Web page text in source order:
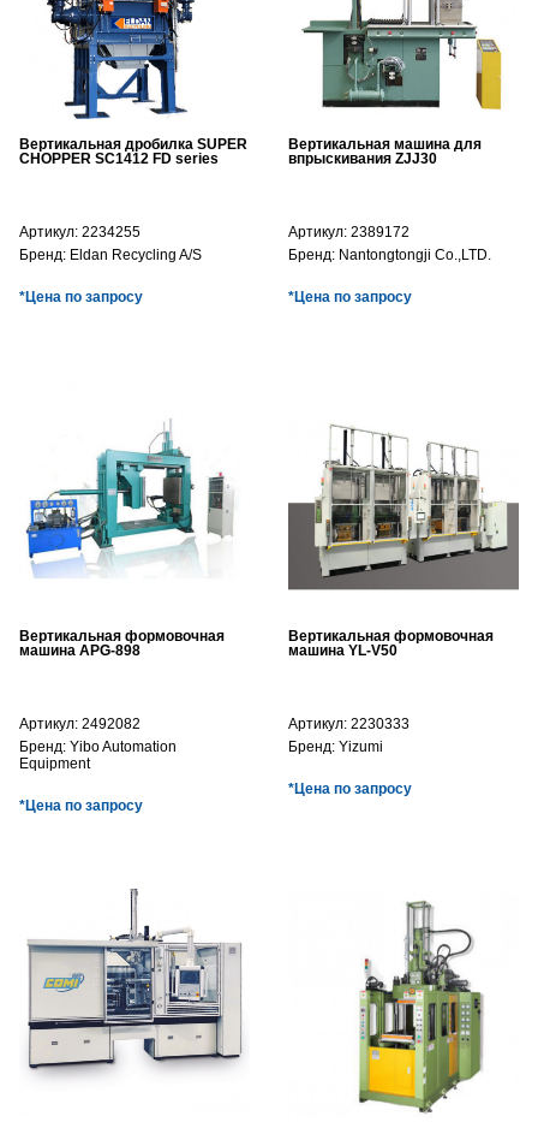
Вертикальная дробилка SUPER
CHOPPER SC1412 FD series
Артикул: 2234255
Бренд: Eldan Recycling A/S
*Цена по запросу
Вертикальная машина для
впрыскивания ZJJ30
Артикул: 2389172
Бренд: Nantongtongji Co.,LTD.
*Цена по запросу
Вертикальная формовочная
машина APG-898
Артикул: 2492082
Бренд: Yibo Automation
Equipment
*Цена по запросу
Вертикальная формовочная
машина YL-V50
Артикул: 2230333
Бренд: Yizumi
*Цена по запросу